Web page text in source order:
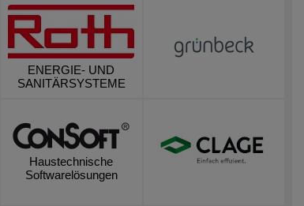
ENERGIE- UND
SANITÄRSYSTEME
Haustechnische
Softwarelösungen